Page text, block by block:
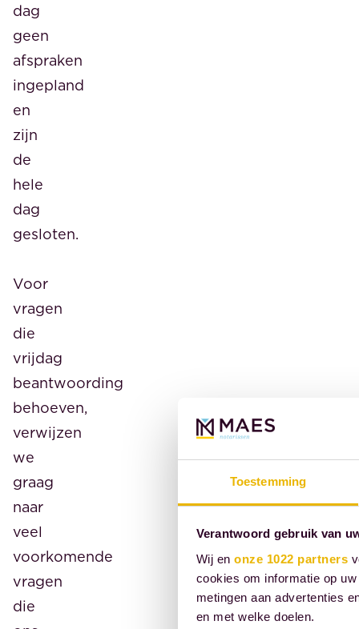
Toestemming
Verantwoord gebruik van
Wij en onze 1022 partners
cookies om informatie op
metingen aan advertenties
en met welke doelen.
dag
geen
afspraken
ingepland
en
zijn
de
hele
dag
gesloten.
Voor
vragen
die
vrijdag
beantwoording
behoeven,
verwijzen
we
graag
naar
veel
voorkomende
vragen
die